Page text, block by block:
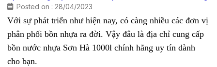
Posted on : 28/04/2023
Với sự phát triển như hiện nay, có càng nhiều các đơn vị
phân phối bồn nhựa ra đời. Vậy đâu là địa chỉ cung cấp
bồn nước nhựa Sơn Hà 1000l chính hãng uy tín dành
cho bạn.